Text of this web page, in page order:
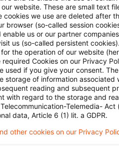
und die Partizipation
überlagern dann die
Voraussetzungen der
Die hinter beiden
geschäftlichen
kann auch dadurch
im Rahmen der
website. These are small text
cookies we use are deleted after
browser (so-called session
us or our partner
us (so-called persistent
the operation of our website
Cookies on our Privacy
used if you give your consent.
storage of information associated
reading and subsequent
with regard to the storage and
Telemedia- Act
data, Article 6 (1) lit. a GDPR.
other cookies on our Privacy